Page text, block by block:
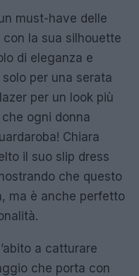
must-have delle
la sua silhouette
di eleganza e
per una serata
per un look più
ogni donna
Chiara
il suo slip dress
che questo
ma è anche perfetto
a catturare
che porta con